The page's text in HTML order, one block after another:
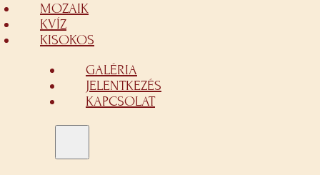
MOZAIK
KVÍZ
KISOKOS
GALÉRIA
JELENTKEZÉS
KAPCSOLAT